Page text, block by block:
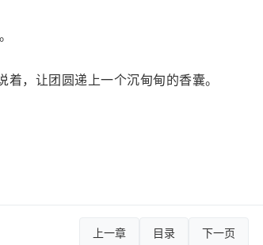
，让团圆递上一个沉甸甸的香囊。
上一章 目录 下一页